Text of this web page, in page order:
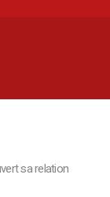
sa relation